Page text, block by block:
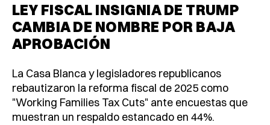
LEY FISCAL INSIGNIA DE TRUMP
CAMBIA DE NOMBRE POR BAJA
APROBACIÓN
La Casa Blanca y legisladores republicanos
rebautizaron la reforma fiscal de 2025 como
"Working Families Tax Cuts" ante encuestas que
muestran un respaldo estancado en 44%.